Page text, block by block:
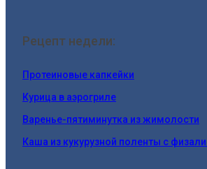
Рецепт недели:
Протеиновые капкейки
Курица в аэрогриле
Варенье-пятиминутка из жимолости
Каша из кукурузной поленты с